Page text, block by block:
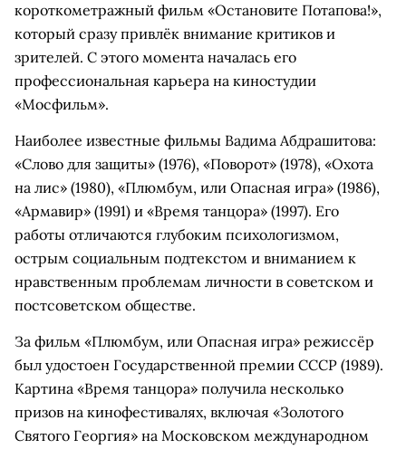
короткометражный фильм «Остановите Потапова!»,
который сразу привлёк внимание критиков и
зрителей. С этого момента началась его
профессиональная карьера на киностудии
«Мосфильм».
Наиболее известные фильмы Вадима Абдрашитова:
«Слово для защиты» (1976), «Поворот» (1978), «Охота
на лис» (1980), «Плюмбум, или Опасная игра» (1986),
«Армавир» (1991) и «Время танцора» (1997). Его
работы отличаются глубоким психологизмом,
острым социальным подтекстом и вниманием к
нравственным проблемам личности в советском и
постсоветском обществе.
За фильм «Плюмбум, или Опасная игра» режиссёр
был удостоен Государственной премии СССР (1989).
Картина «Время танцора» получила несколько
призов на кинофестивалях, включая «Золотого
Святого Георгия» на Московском международном